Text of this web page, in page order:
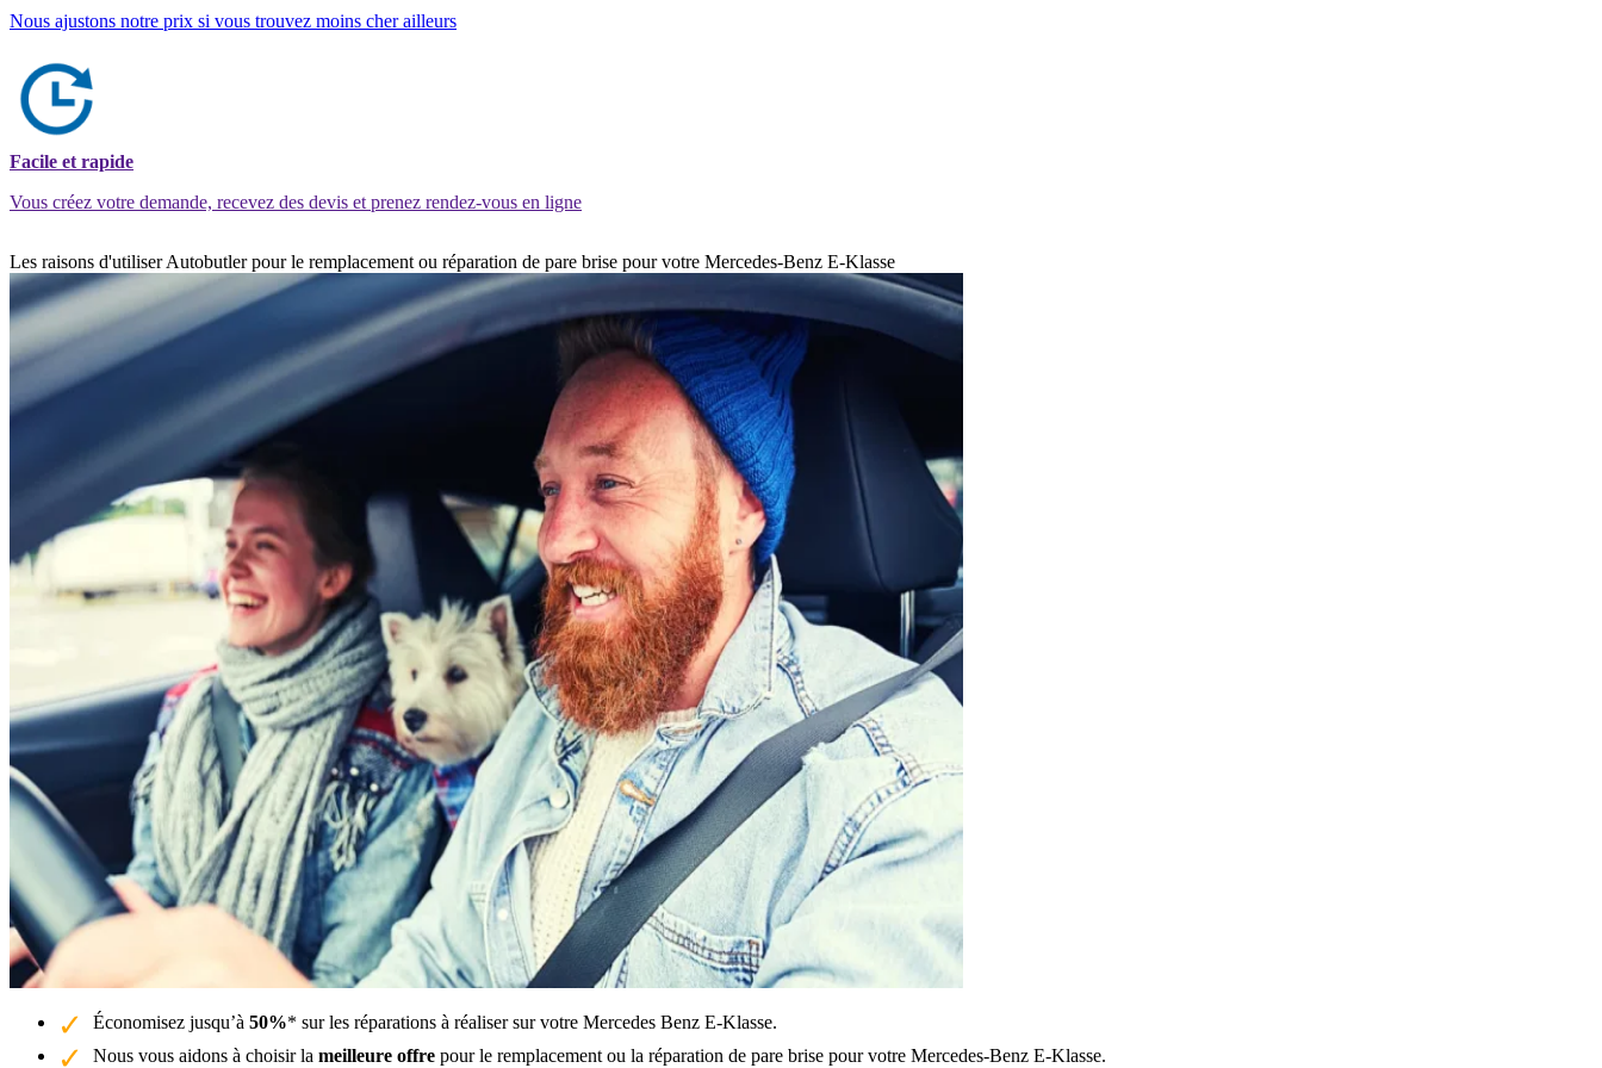
Nous ajustons notre prix si vous trouvez moins cher ailleurs
Facile et rapide
Vous créez votre demande, recevez des devis et prenez rendez-vous en ligne
Les raisons d'utiliser Autobutler pour le remplacement ou réparation de pare brise pour votre Mercedes-Benz E-Klasse
Économisez jusqu’à 50%* sur les réparations à réaliser sur votre Mercedes Benz E-Klasse.
Nous vous aidons à choisir la meilleure offre pour le remplacement ou la réparation de pare brise pour votre Mercedes-Benz E-Klasse.